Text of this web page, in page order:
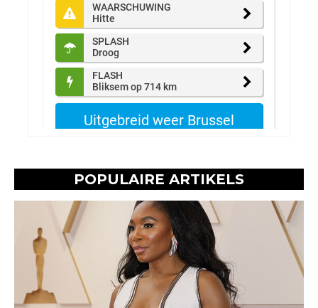
POPULAIRE ARTIKELS